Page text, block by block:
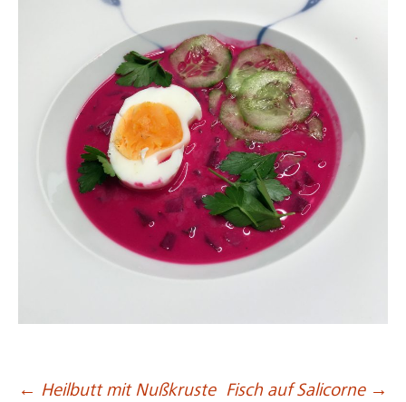
← Heilbutt mit Nußkruste Fisch auf Salicorne →